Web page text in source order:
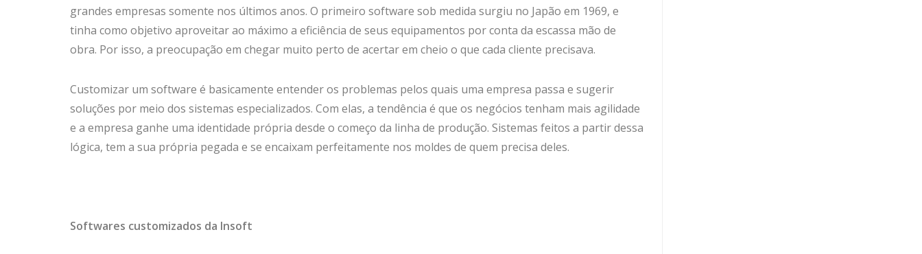
grandes empresas somente nos últimos anos. O primeiro software sob medida surgiu no Japão em 1969, e
tinha como objetivo aproveitar ao máximo a eficiência de seus equipamentos por conta da escassa mão de
obra. Por isso, a preocupação em chegar muito perto de acertar em cheio o que cada cliente precisava.
Customizar um software é basicamente entender os problemas pelos quais uma empresa passa e sugerir
soluções por meio dos sistemas especializados. Com elas, a tendência é que os negócios tenham mais agilidade
e a empresa ganhe uma identidade própria desde o começo da linha de produção. Sistemas feitos a partir dessa
lógica, tem a sua própria pegada e se encaixam perfeitamente nos moldes de quem precisa deles.
Softwares customizados da Insoft